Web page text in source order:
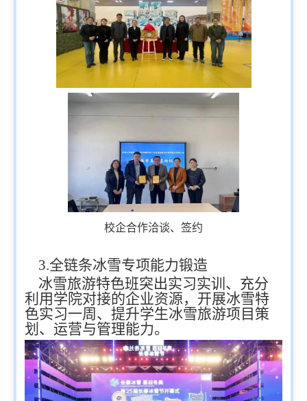
校企合作洽谈、签约
3.全链条冰雪专项能力锻造
冰雪旅游特色班突出实习实训、充分
利用学院对接的企业资源，开展冰雪特
色实习一周、提升学生冰雪旅游项目策
划、运营与管理能力。